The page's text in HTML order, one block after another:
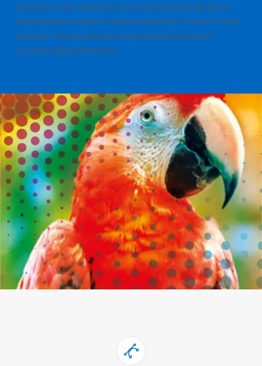
Del mismo modo queremos tener un portafolio de productos
amplio para que nuestros clientes encuentren en nosotros antes
que nada todas las soluciones en piezas publicitarias que
necesiten indiscutiblemente.